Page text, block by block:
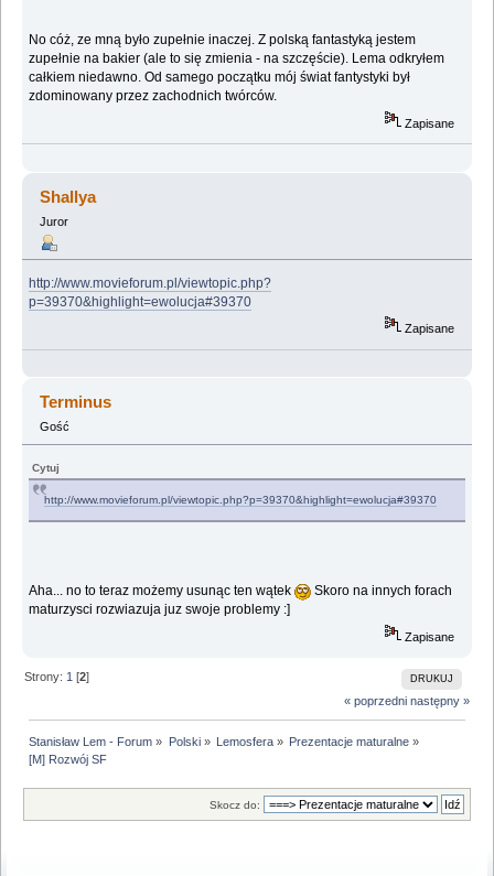
No cóż, ze mną było zupełnie inaczej. Z polską fantastyką jestem
zupełnie na bakier (ale to się zmienia - na szczęście). Lema odkryłem
całkiem niedawno. Od samego początku mój świat fantystyki był
zdominowany przez zachodnich twórców.
Zapisane
Shallya
Juror
http://www.movieforum.pl/viewtopic.php?
p=39370&highlight=ewolucja#39370
Zapisane
Terminus
Gość
Cytuj
http://www.movieforum.pl/viewtopic.php?p=39370&highlight=ewolucja#39370
Aha... no to teraz możemy usunąc ten wątek
Skoro na innych forach
maturzysci rozwiazuja juz swoje problemy :]
Zapisane
DRUKUJ
Strony:1 [2]
« poprzedni następny »
Stanisław Lem - Forum » Polski» Lemosfera» Prezentacje maturalne »
[M] Rozwój SF
Skocz do: